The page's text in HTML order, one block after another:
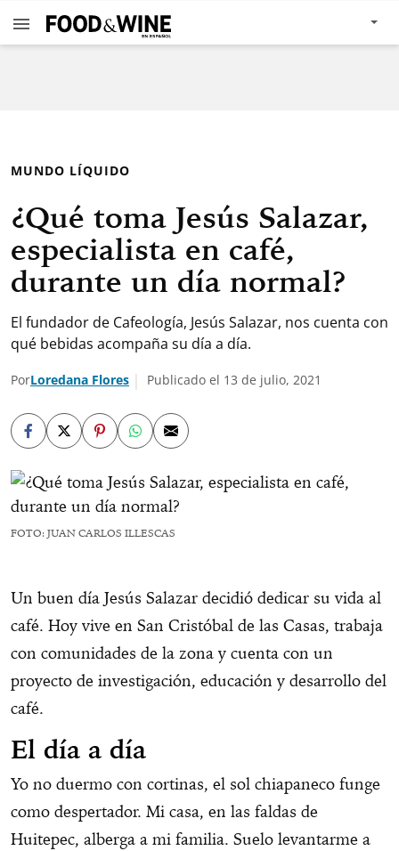
MUNDO LÍQUIDO
¿Qué toma Jesús Salazar,
especialista en café,
durante un día normal?
El fundador de Cafeología, Jesús Salazar, nos cuenta con
qué bebidas acompaña su día a día.
PorLoredana Flores Publicado el 13 de julio, 2021
FOTO: JUAN CARLOS ILLESCAS
Un buen día Jesús Salazar decidió dedicar su vida al
café. Hoy vive en San Cristóbal de las Casas, trabaja
con comunidades de la zona y cuenta con un
proyecto de investigación, educación y desarrollo del
café.
El día a día
Yo no duermo con cortinas, el sol chiapaneco funge
como despertador. Mi casa, en las faldas de
Huitepec, alberga a mi familia. Suelo levantarme a